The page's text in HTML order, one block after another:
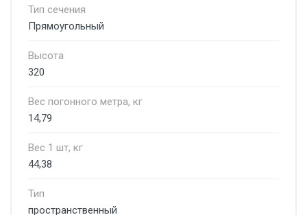
Тип сечения
Прямоугольный
Высота
320
Вес погонного метра, кг
14,79
Вес 1 шт, кг
44,38
Тип
пространственный